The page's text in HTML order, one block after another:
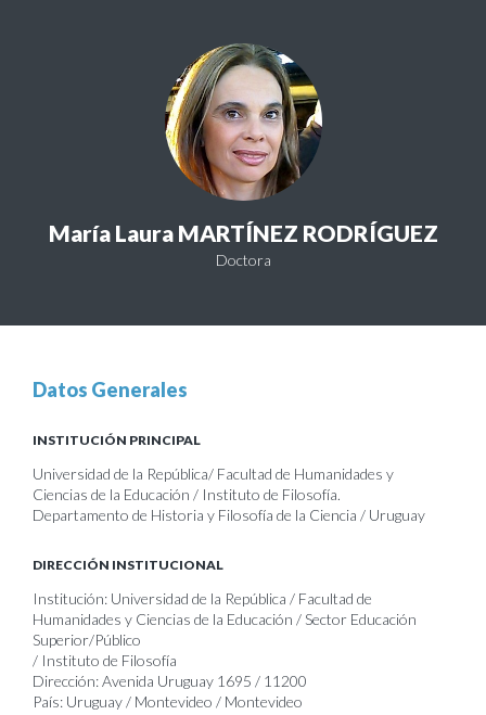
María Laura MARTÍNEZ RODRÍGUEZ
Doctora
Datos Generales
INSTITUCIÓN PRINCIPAL
Universidad de la República/ Facultad de Humanidades y
Ciencias de la Educación / Instituto de Filosofía.
Departamento de Historia y Filosofía de la Ciencia / Uruguay
DIRECCIÓN INSTITUCIONAL
Institución: Universidad de la República / Facultad de
Humanidades y Ciencias de la Educación / Sector Educación
Superior/Público
/ Instituto de Filosofía
Dirección: Avenida Uruguay 1695 / 11200
País: Uruguay / Montevideo / Montevideo